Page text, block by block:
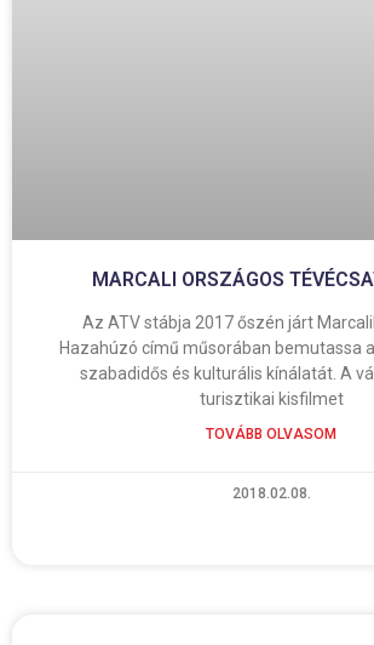
MARCALI ORSZÁGOS
Az ATV stábja 2017 őszén járt
Hazahúzó című műsorában bemutassa
szabadidős és kulturális kínálatát. A
turisztikai kisfilmet
TOVÁBB OLVASOM
2018.02.08.